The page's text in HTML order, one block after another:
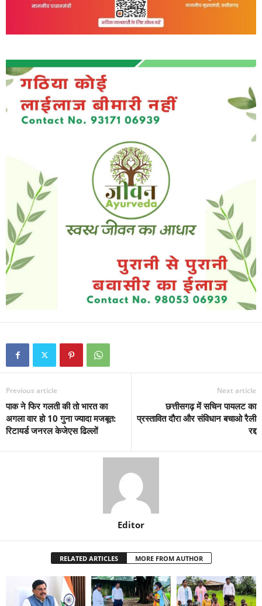
Previous article
पाक ने फिर गलती की तो भारत का
अगला वार हो 10 गुना ज्यादा मजबूत:
रिटायर्ड जनरल केजेएस ढिल्लों
Next article
छत्तीसगढ़ में सचिन पायलट का
प्रस्तावित दौरा और संविधान बचाओ रैली
रद्द
Editor
RELATED ARTICLES MORE FROM AUTHOR